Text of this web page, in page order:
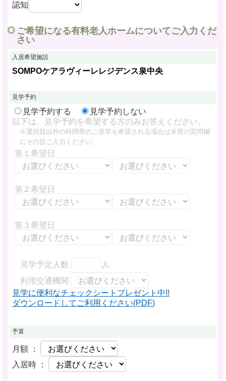
認知
ご希望になる有料老人ホームについてご入力くだ
さい
入居希望施設
SOMPOケアラヴィーレレジデンス泉中央
見学予約
見学予約する
見学予約しない
以下は、見学予約を希望する方のみお答えください。
※選択肢以外の時間帯のご見学を希望される場合は末尾の質問欄
にその旨ご入力ください。
第１希望日
第２希望日
第３希望日
見学予定人数
人
利用交通機関
見学に便利なチェックシートプレゼント中!!
ダウンロードしてご利用ください(PDF)
予算
月額 ：
入居時 ：